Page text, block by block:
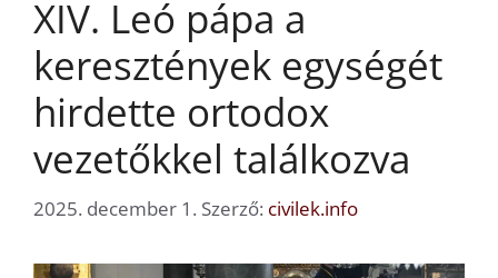
XIV. Leó pápa a
keresztények egységét
hirdette ortodox
vezetőkkel találkozva
2025. december 1. Szerző: civilek.info